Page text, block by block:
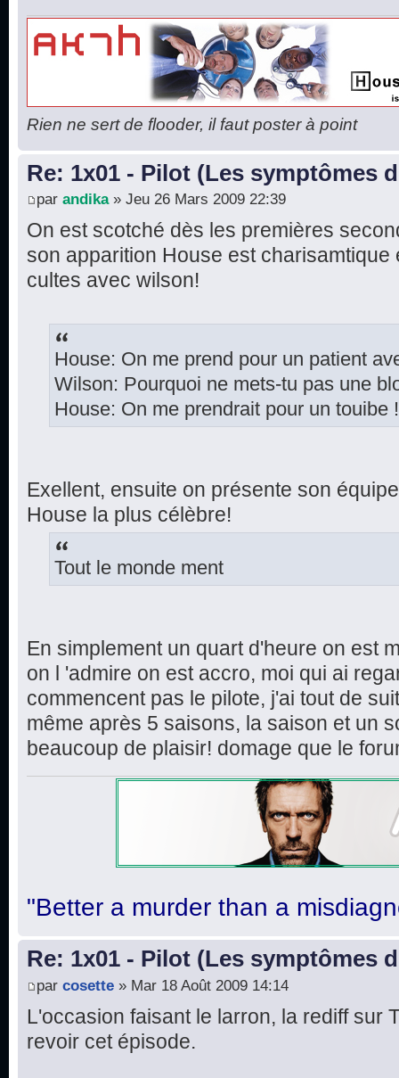
Rien ne sert de flooder, il faut poster à point
Re: 1x01 - Pilot (Les symptômes
par andika» Jeu 26 Mars 2009 22:39
On est scotché dès les premières
son apparition House est
cultes avec wilson!
House: On me prend pour un patient
Wilson: Pourquoi ne mets-tu pas une
House: On me prendrait pour un touibe !
Exellent, ensuite on présente son
House la plus célèbre!
Tout le monde ment
En simplement un quart d'heure on est
on l 'admire on est accro, moi qui ai
commencent pas le pilote, j'ai tout de
même après 5 saisons, la saison et un
beaucoup de plaisir! domage que le
"Better a murder than a
Re: 1x01 - Pilot (Les symptômes
par cosette » Mar 18 Août 2009 14:14
L'occasion faisant le larron, la rediff sur
revoir cet épisode.